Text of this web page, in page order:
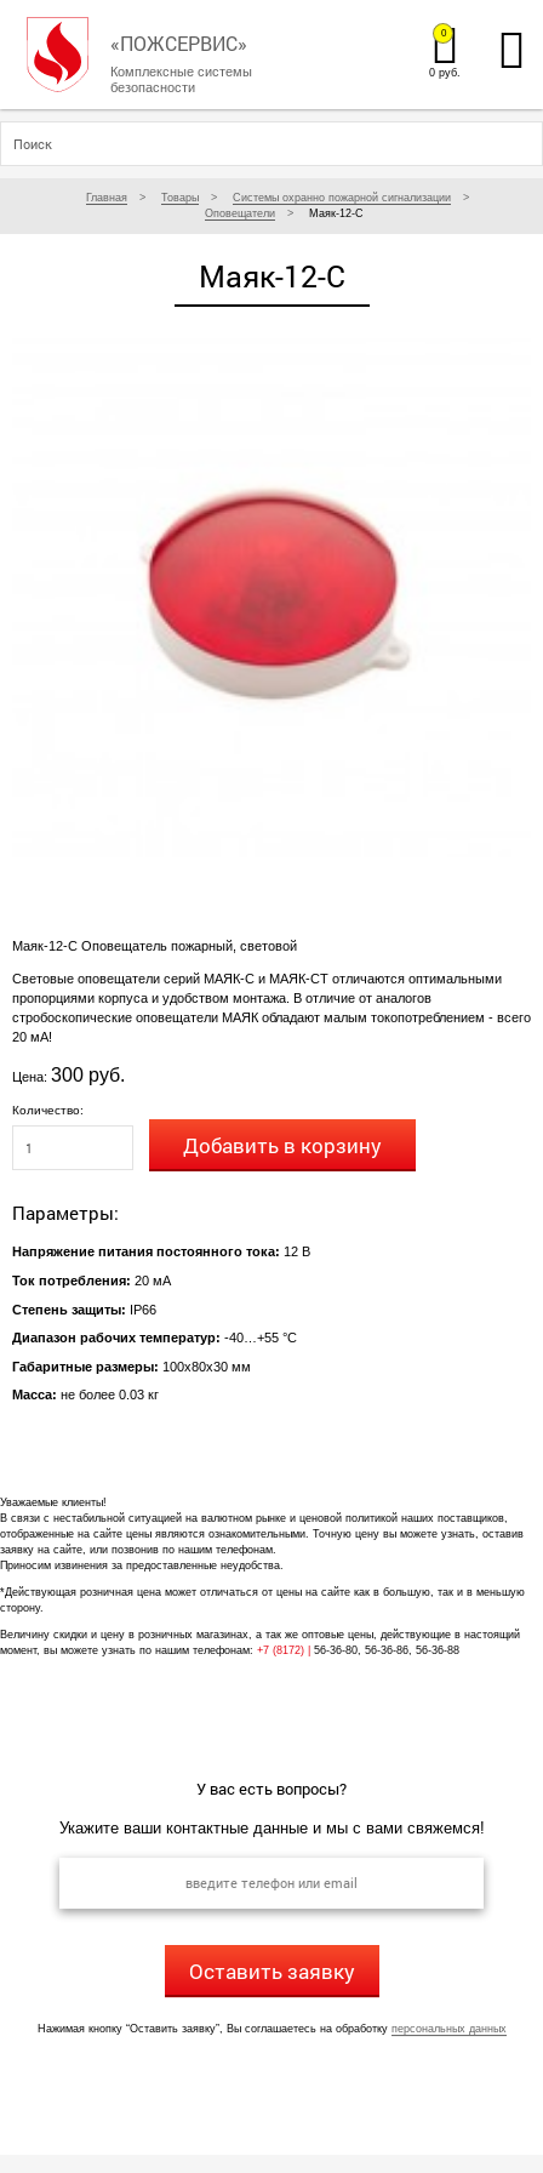
«ПОЖСЕРВИС»
Комплексные системы
безопасности
0
0 руб.
Главная Товары
Системы охранно пожарной сигнализации
Оповещатели
Маяк-12-С
Маяк-12-С
Маяк-12-С Оповещатель пожарный, световой
Световые оповещатели серий МАЯК-С и МАЯК-СТ отличаются оптимальными
пропорциями корпуса и удобством монтажа. В отличие от аналогов
стробоскопические оповещатели МАЯК обладают малым токопотреблением - всего
20 мА!
Цена: 300 руб.
Количество:
Добавить в корзину
Параметры:
Напряжение питания постоянного тока: 12 В
Ток потребления: 20 мА
Степень защиты: IP66
Диапазон рабочих температур: -40…+55 °С
Габаритные размеры: 100х80x30 мм
Масса: не более 0.03 кг
Уважаемые клиенты!
В связи с нестабильной ситуацией на валютном рынке и ценовой политикой наших поставщиков,
отображенные на сайте цены являются ознакомительными. Точную цену вы можете узнать, оставив
заявку на сайте, или позвонив по нашим телефонам.
Приносим извинения за предоставленные неудобства.
*Действующая розничная цена может отличаться от цены на сайте как в большую, так и в меньшую
сторону.
Величину скидки и цену в розничных магазинах, а так же оптовые цены, действующие в настоящий
момент, вы можете узнать по нашим телефонам: +7 (8172) | 56-36-80, 56-36-86, 56-36-88
У вас есть вопросы?
Укажите ваши контактные данные и мы с вами свяжемся!
Оставить заявку
Нажимая кнопку “Оставить заявку”, Вы соглашаетесь на обработку персональных данных